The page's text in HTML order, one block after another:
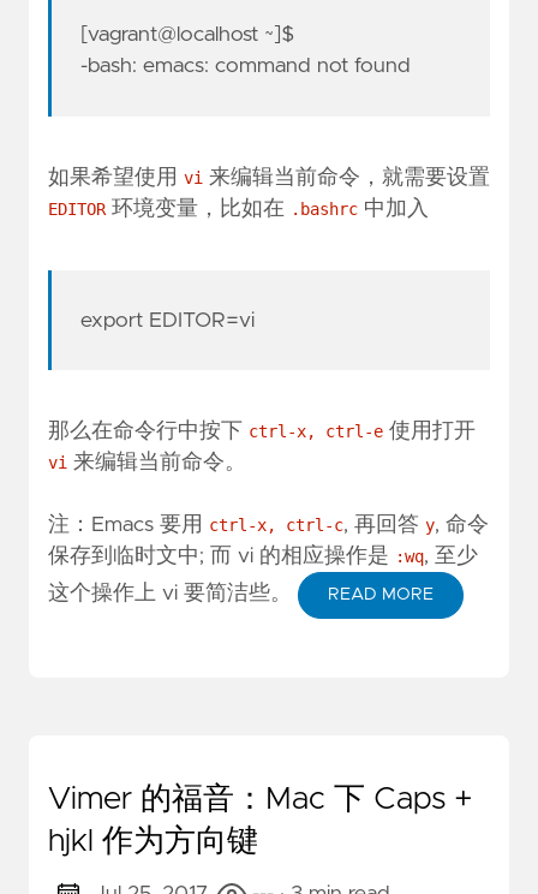
[vagrant@localhost ~]$
-bash: emacs: command not found
如果希望使用 vi 来编辑当前命令，就需要设置
EDITOR环境变量，比如在 .bashrc 中加入
export EDITOR=vi
那么在命令行中按下 ctrl-x, ctrl-e 使用打开
vi 来编辑当前命令。
注：Emacs 要用 ctrl-x, ctrl-c, 再回答 y, 命令
保存到临时文中; 而 vi 的相应操作是 :wq, 至少
这个操作上 vi 要简洁些。
READ MORE
Vimer 的福音：Mac 下 Caps +
hjkl 作为方向键